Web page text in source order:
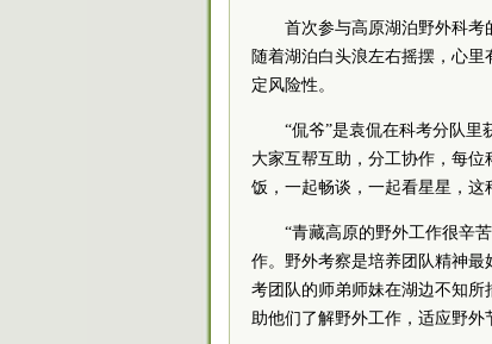
首次参与高原湖泊野外科考
随着湖泊白头浪左右摇摆，心
定风险性。
“侃爷”是袁侃在科考分队里
大家互帮互助，分工协作，每
饭，一起畅谈，一起看星星，这
“青藏高原的野外工作很辛
作。野外考察是培养团队精神最
考团队的师弟师妹在湖边不知
助他们了解野外工作，适应野外